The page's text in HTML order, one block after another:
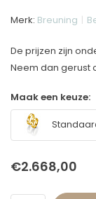
Merk: Breuning
De prijzen zijn
Neem dan gerust
Maak een keuze:
€2.668,00